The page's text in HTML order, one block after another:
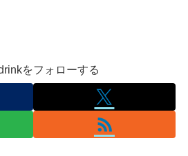
をフォローする